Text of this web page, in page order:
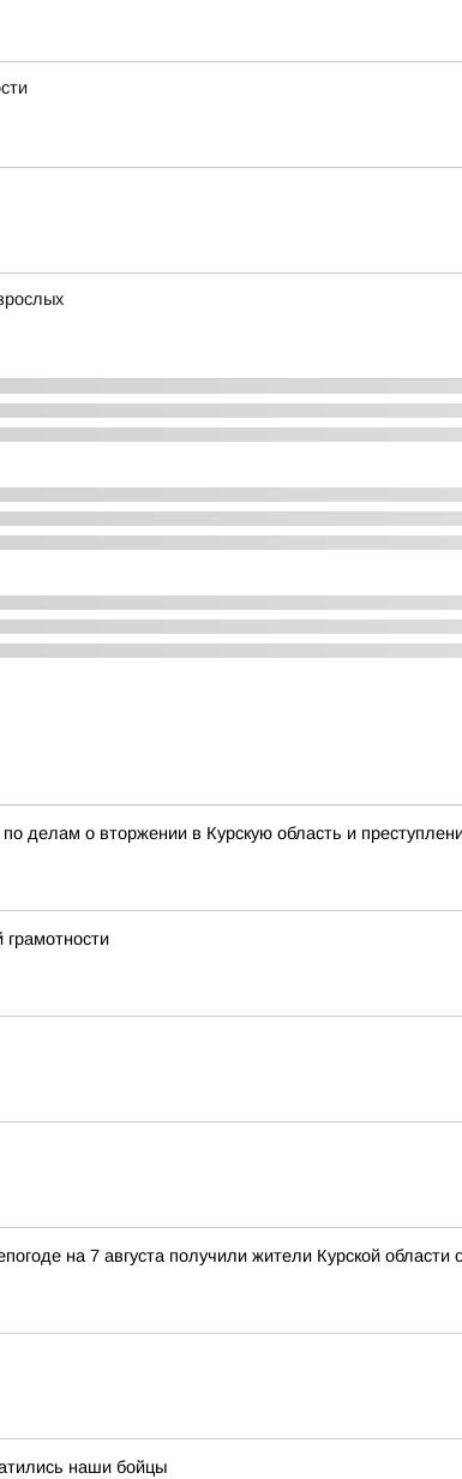
делам о вторжении в Курскую область и
на 7 августа получили жители Курской
наши бойцы